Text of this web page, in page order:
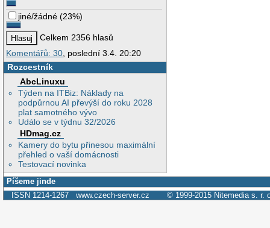
jiné/žádné (23%)
Celkem 2356 hlasů
Komentářů: 30 , poslední 3.4. 20:20
Rozcestník
AbcLinuxu
Týden na ITBiz: Náklady na
podpůrnou AI převýší do roku 2028
plat samotného vývo
Událo se v týdnu 32/2026
HDmag.cz
Kamery do bytu přinesou maximální
přehled o vaší domácnosti
Testovací novinka
Píšeme jinde
ISSN 1214-1267 www.czech-server.cz © 1999-2015 Nitemedia s. r.